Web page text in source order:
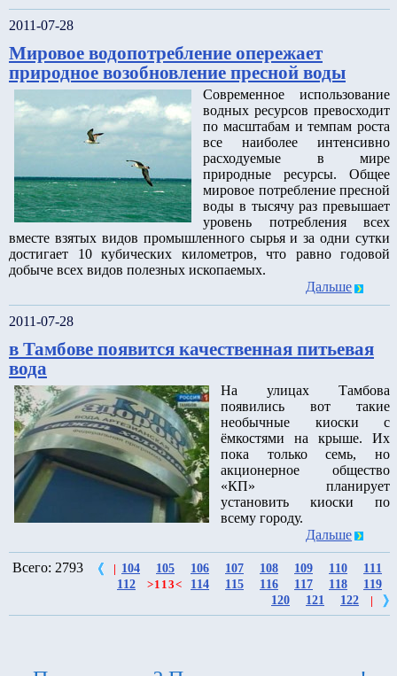
2011-07-28
Мировое водопотребление опережает
природное возобновление пресной воды
Современное использование
водных ресурсов превосходит
по масштабам и темпам роста
все наиболее интенсивно
расходуемые в мире
природные ресурсы. Общее
мировое потребление пресной
воды в тысячу раз превышает
уровень потребления всех
вместе взятых видов промышленного сырья и за одни сутки
достигает 10 кубических километров, что равно годовой
добыче всех видов полезных ископаемых.
Дальше
2011-07-28
в Тамбове появится качественная питьевая
вода
На улицах Тамбова
появились вот такие
необычные киоски с
ёмкостями на крыше. Их
пока только семь, но
акционерное общество
«КП» планирует
установить киоски по
всему городу.
Дальше
Всего: 2793 104 105 106 107 108 109 110
111
112
>113< 114 115 116 117 118
119
120
121 122